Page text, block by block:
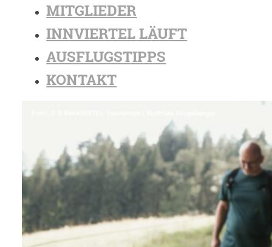
MITGLIEDER
INNVIERTEL LÄUFT
AUSFLUGSTIPPS
KONTAKT